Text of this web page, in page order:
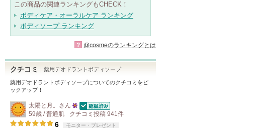
この商品の関連ランキングもCHECK！
ボディケア・オーラルケア ランキング
ボディソープ ランキング
? @cosmeのランキングとは
クチコミ 薬用デオドラントボディソープ
薬用デオドラントボディソープについてのクチコミをピ
ックアップ！
太陽と月。 さん
25
人
認証済
59歳 / 普通肌 クチコミ投稿 941 件
6 モニター・プレゼント